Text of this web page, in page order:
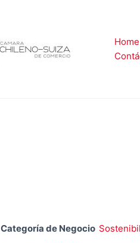
Home
Categoría de Negocio